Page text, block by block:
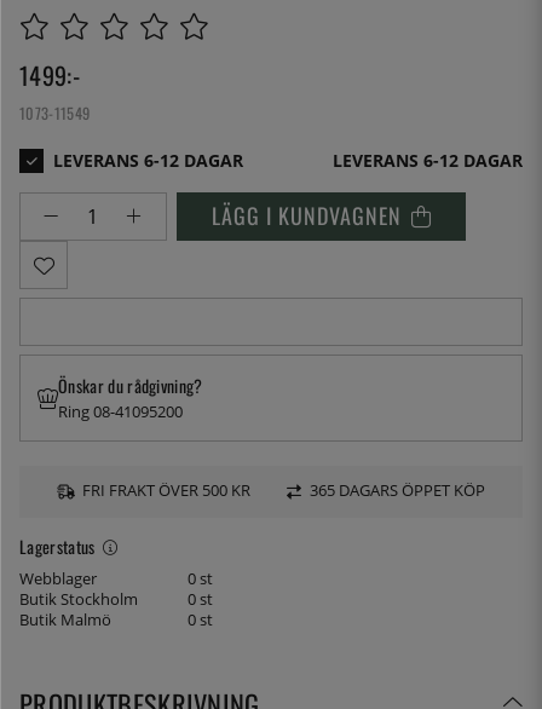
1499:-
1073-11549
LEVERANS 6-12 DAGAR
LÄGG I KUNDVAGNEN
Lagerstatus
Webblager
0 st
Butik Stockholm
0 st
Butik Malmö
0 st
Önskar du rådgivning?
Ring 08-41095200
FRI FRAKT ÖVER 500 KR 365 DAGARS ÖPPET KÖP